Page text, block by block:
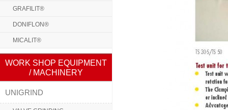
GRAFILIT®
DONIFLON®
MICALIT®
WORK SHOP EQUIPMENT
/ MACHINERY
UNIGRIND